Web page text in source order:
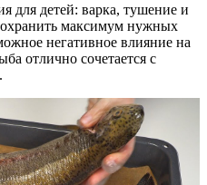
для детей: варка, тушение и
максимум нужных
негативное влияние на
отлично сочетается с